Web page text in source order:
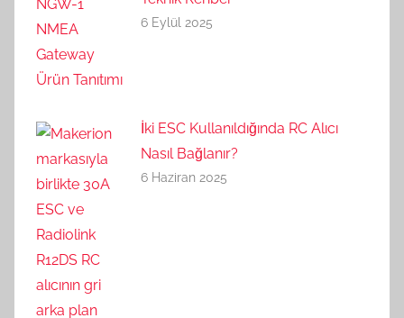
6 Eylül 2025
İki ESC Kullanıldığında RC Alıcı
Nasıl Bağlanır?
6 Haziran 2025